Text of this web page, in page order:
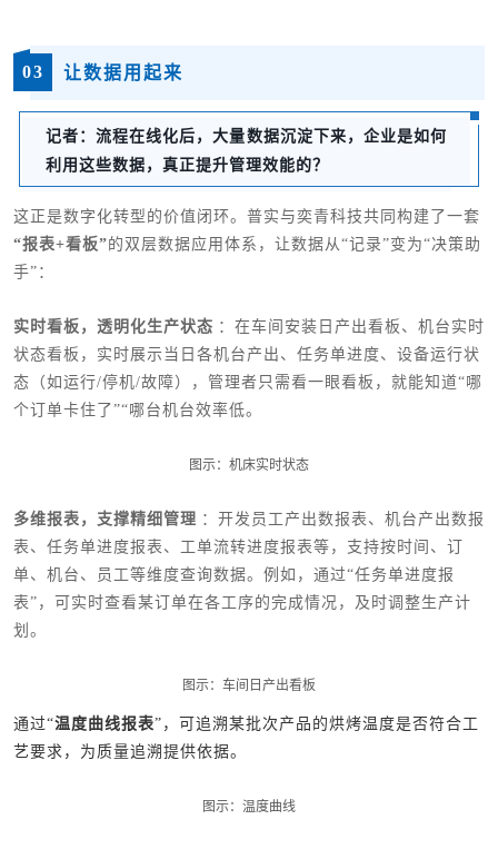
03 让数据用起来
记者 ： 流程在线化后，大量数据沉淀下来，企业是如何
利用这些数据，真正提升管理效能的？
这正是数字化转型的价值闭环。普实与奕青科技共同构建了一套
“报表+看板”的双层数据应用体系，让数据从“记录”变为“决策助
手”：
实时看板，透明化生产状态 ：在车间安装日产出看板、机台实时
状态看板，实时展示当日各机台产出、任务单进度、设备运行状
态（如运行/停机/故障），管理者只需看一眼看板，就能知道“哪
个订单卡住了”“哪台机台效率低。
图示：机床实时状态
多维报表，支撑精细管理 ：开发员工产出数报表、机台产出数报
表、任务单进度报表、工单流转进度报表等，支持按时间、订
单、机台、员工等维度查询数据。例如，通过“任务单进度报
表”，可实时查看某订单在各工序的完成情况，及时调整生产计
划。
图示：车间日产出看板
通过“温度曲线报表”，可追溯某批次产品的烘烤温度是否符合工
艺要求，为质量追溯提供依据。
图示：温度曲线